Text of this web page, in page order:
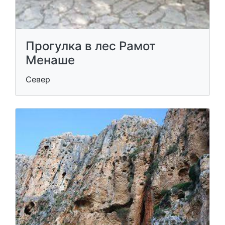
Прогулка в лес Рамот
Менаше
Север